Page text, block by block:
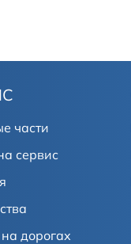
части
сервис
дорогах